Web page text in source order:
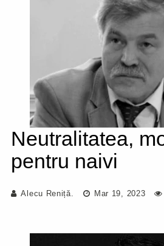
Neutralitatea,
pentru naivi
Alecu Reniță. Mar 19, 2023